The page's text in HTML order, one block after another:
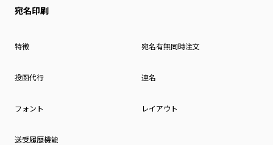
宛名印刷
特徴 宛名有無同時注文
投函代行 連名
フォント レイアウト
送受履歴機能